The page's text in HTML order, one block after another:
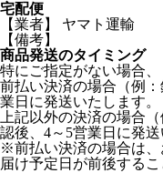
宅配便
【業者】 ヤマト運輸
【備考】
商品発送のタイミング
特にご指定がない場合、
前払い決済の場合（例
業日に発送いたします。
上記以外の決済の場合
認後、4～5営業日に発送
※前払い決済の場合は
届け予定日が前後するこ